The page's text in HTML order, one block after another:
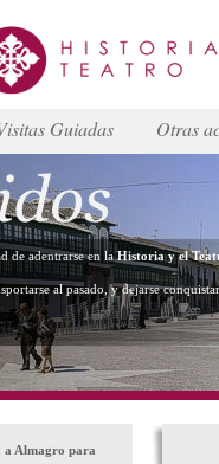
Guiadas Otras
de adentrarse en laHistoria y el
al pasado, y dejarse
a Almagro para